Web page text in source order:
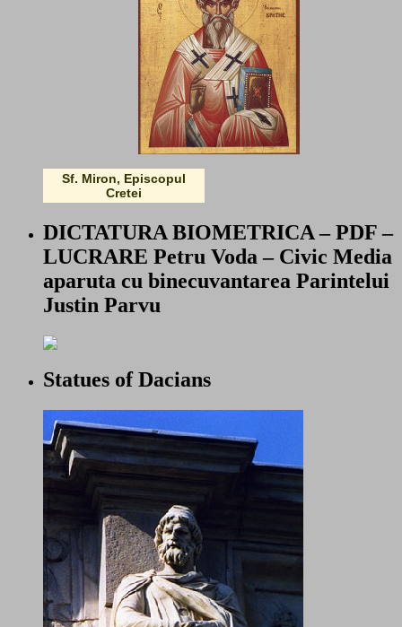
Sf. Miron, Episcopul
Cretei
DICTATURA BIOMETRICA – PDF –
LUCRARE Petru Voda – Civic Media
aparuta cu binecuvantarea Parintelui
Justin Parvu
Statues of Dacians